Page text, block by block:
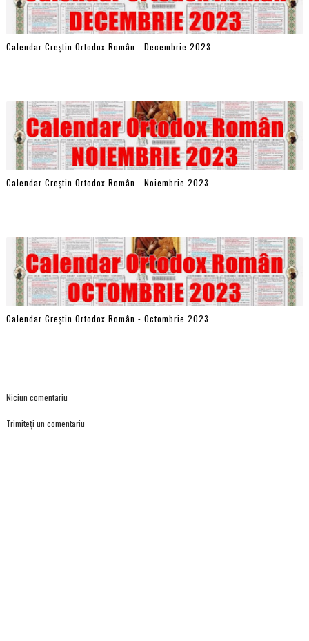
Calendar Creștin Ortodox Român - Decembrie 2023
Calendar Creștin Ortodox Român - Noiembrie 2023
Calendar Creștin Ortodox Român - Octombrie 2023
Niciun comentariu:
Trimiteți un comentariu